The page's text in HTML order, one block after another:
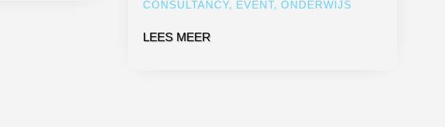
CONSULTANCY, EVENT, ONDERWIJS
LEES MEER